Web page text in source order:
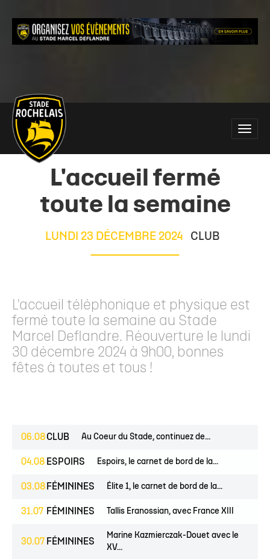
Main
site
navigation
Toggle
L'accueil fermé
toute la semaine
LUNDI 23 DÉCEMBRE 2024 CLUB
L'accueil téléphonique et physique est
fermé toute la semaine au Stade
Marcel Deflandre. Réouverture le lundi
30 décembre 2024 à 9h00, bonnes
fêtes à toutes et tous !
06.08CLUB Au Coeur du Stade, continuez de...
04.08 ESPOIRS Espoirs, le carnet de bord de la...
03.08 FÉMININES Élite 1, le carnet de bord de la...
31.07 FÉMININES Tallis Eranossian, avec France XIII
30.07 FÉMININES
Marine Kazmierczak-Douet avec le
XV...